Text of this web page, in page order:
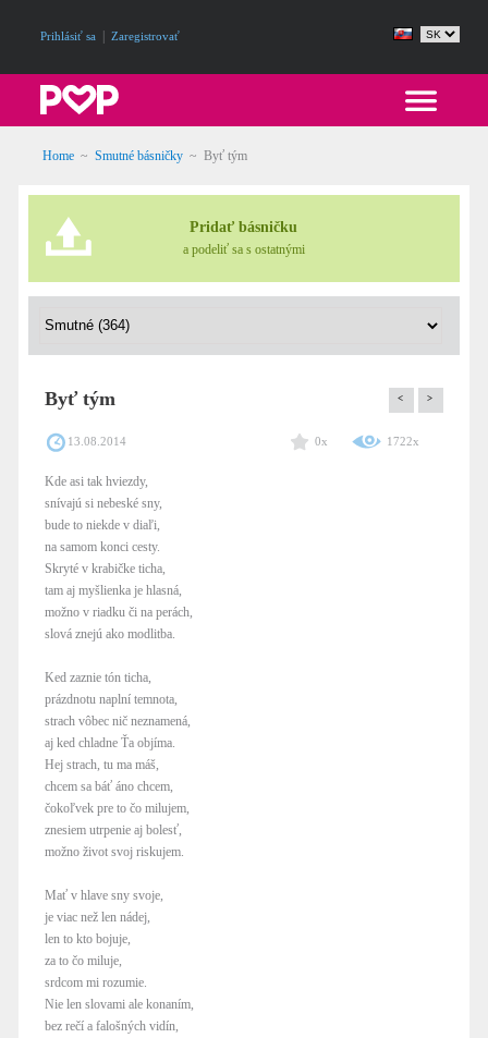
Prihlásiť sa Zaregistrovať
Home ~ Smutné básničky ~ Byť tým
Pridať básničku
a podeliť sa s ostatnými
Byť tým < >
13.08.2014 0x 1722x
Kde asi tak hviezdy,
snívajú si nebeské sny,
bude to niekde v diaľi,
na samom konci cesty.
Skryté v krabičke ticha,
tam aj myšlienka je hlasná,
možno v riadku či na perách,
slová znejú ako modlitba.
Ked zaznie tón ticha,
prázdnotu naplní temnota,
strach vôbec nič neznamená,
aj ked chladne Ťa objíma.
Hej strach, tu ma máš,
chcem sa báť áno chcem,
čokoľvek pre to čo milujem,
znesiem utrpenie aj bolesť,
možno život svoj riskujem.
Mať v hlave sny svoje,
je viac než len nádej,
len to kto bojuje,
za to čo miluje,
srdcom mi rozumie.
Nie len slovami ale konaním,
bez rečí a falošných vidín,